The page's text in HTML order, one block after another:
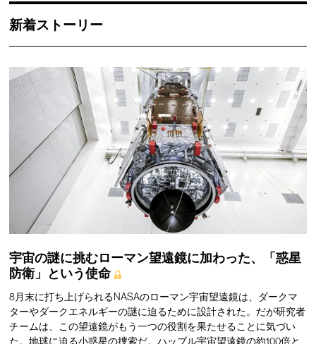
新着ストーリー
宇宙の謎に挑むローマン望遠鏡に加わった、「惑星
防衛」という使命
8月末に打ち上げられるNASAのローマン宇宙望遠鏡は、ダークマ
ターやダークエネルギーの謎に迫るために設計された。だが研究者
チームは、この望遠鏡がもう一つの役割を果たせることに気づい
た。地球に迫る小惑星の捜索だ。ハッブル宇宙望遠鏡の約100倍と